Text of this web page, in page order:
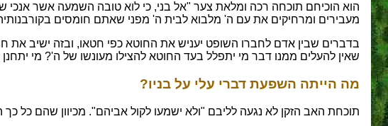
הוא הוכיחם תוכחה רכה ומלאת צער "אל בני, כי לוא טובה השמעה אשר
מעבירים ומרחיקים את עם ה' מלבוא לבית ה' מפני שאתם חומסים
בדברים שבין אדם לחברו השופט יעניש את החוטא כפי חטאו, ובזה ישיב
שאין להעלים ממנו דבר מי יתפלל בעד החוטא להצילו מעונשו של ה'? מי יתחנן
מה הייתה השפעת דברי עלי על בניו?
תוכחת האב הזקן לא נגעה לליבם "ולא ישמעו לקול אביהם". מכיוון שהם כל